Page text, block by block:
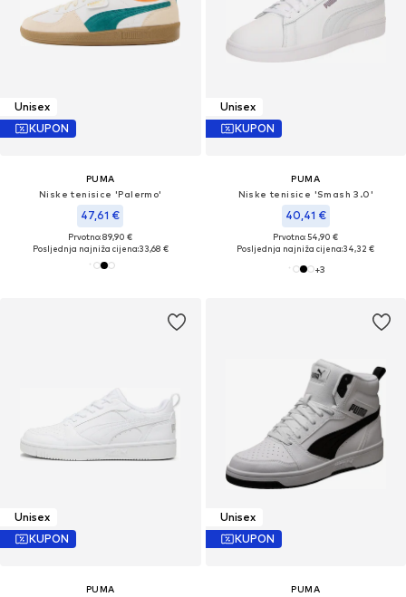
Unisex
KUPON
PUMA
Niske tenisice 'Palermo'
47,61 €
Prvotno: 89,90 €
Posljednja najniža cijena:33,68 €
Unisex
KUPON
PUMA
Niske tenisice 'Smash 3.0'
40,41 €
Prvotno: 54,90 €
Posljednja najniža cijena:34,32 €
+3
Unisex
KUPON
PUMA
Unisex
KUPON
PUMA